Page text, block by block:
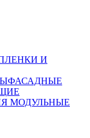
И
ФАСАДНЫЕ
МОДУЛЬНЫЕ